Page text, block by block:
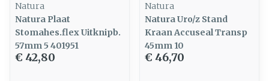
Natura
Natura Plaat
Stomahes.flex Uitknipb.
57mm 5 401951
€ 42,80
Natura
Natura Uro/z Stand
Kraan Accuseal Transp
45mm 10
€ 46,70